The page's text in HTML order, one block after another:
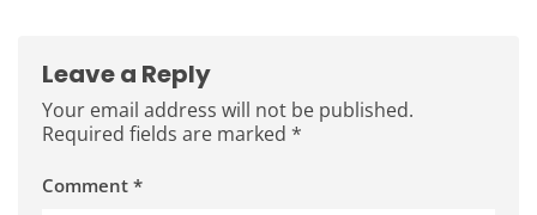
Leave a Reply
Your email address will not be published.
Required fields are marked *
Comment *